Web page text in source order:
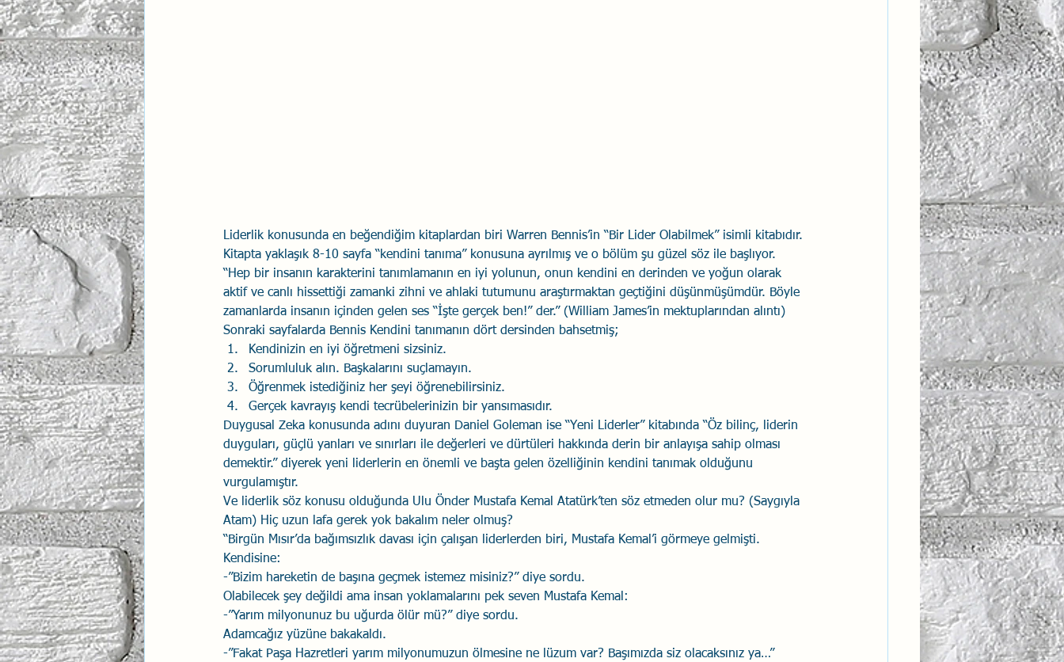
Liderlik konusunda en beğendiğim kitaplardan biri Warren Bennis’in “Bir Lider Olabilmek” isimli kitabıdır.
Kitapta yaklaşık 8-10 sayfa “kendini tanıma” konusuna ayrılmış ve o bölüm şu güzel söz ile başlıyor.
“Hep bir insanın karakterini tanımlamanın en iyi yolunun, onun kendini en derinden ve yoğun olarak
aktif ve canlı hissettiği zamanki zihni ve ahlaki tutumunu araştırmaktan geçtiğini düşünmüşümdür. Böyle
zamanlarda insanın içinden gelen ses “İşte gerçek ben!” der.” (William James’in mektuplarından alıntı)
Sonraki sayfalarda Bennis Kendini tanımanın dört dersinden bahsetmiş;
Kendinizin en iyi öğretmeni sizsiniz.
Sorumluluk alın. Başkalarını suçlamayın.
Öğrenmek istediğiniz her şeyi öğrenebilirsiniz.
Gerçek kavrayış kendi tecrübelerinizin bir yansımasıdır.
Duygusal Zeka konusunda adını duyuran Daniel Goleman ise “Yeni Liderler” kitabında “Öz bilinç, liderin
duyguları, güçlü yanları ve sınırları ile değerleri ve dürtüleri hakkında derin bir anlayışa sahip olması
demektir.” diyerek yeni liderlerin en önemli ve başta gelen özelliğinin kendini tanımak olduğunu
vurgulamıştır.
Ve liderlik söz konusu olduğunda Ulu Önder Mustafa Kemal Atatürk’ten söz etmeden olur mu? (Saygıyla
Atam) Hiç uzun lafa gerek yok bakalım neler olmuş?
“Birgün Mısır’da bağımsızlık davası için çalışan liderlerden biri, Mustafa Kemal’i görmeye gelmişti.
Kendisine:
-”Bizim hareketin de başına geçmek istemez misiniz?” diye sordu.
Olabilecek şey değildi ama insan yoklamalarını pek seven Mustafa Kemal:
-”Yarım milyonunuz bu uğurda ölür mü?” diye sordu.
Adamcağız yüzüne bakakaldı.
-”Fakat Paşa Hazretleri yarım milyonumuzun ölmesine ne lüzum var? Başımızda siz olacaksınız ya…”